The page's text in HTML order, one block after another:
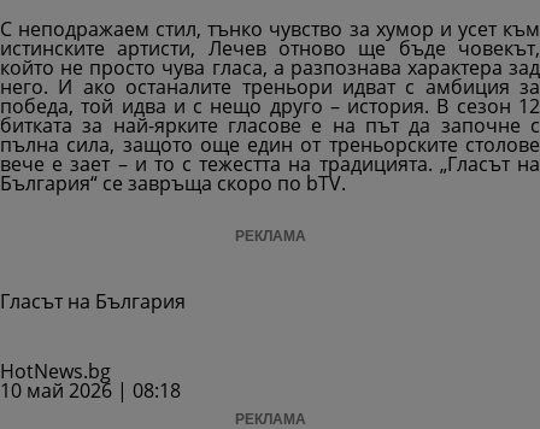
С неподражаем стил, тънко чувство за хумор и усет към
истинските артисти, Лечев отново ще бъде човекът,
който не просто чува гласа, а разпознава характера зад
него. И ако останалите треньори идват с амбиция за
победа, той идва и с нещо друго – история. В сезон 12
битката за най-ярките гласове е на път да започне с
пълна сила, защото още един от треньорските столове
вече е зает – и то с тежестта на традицията. „Гласът на
България“ се завръща скоро по bTV.
РЕКЛАМА
Гласът на България
HotNews.bg
10 май 2026 | 08:18
РЕКЛАМА